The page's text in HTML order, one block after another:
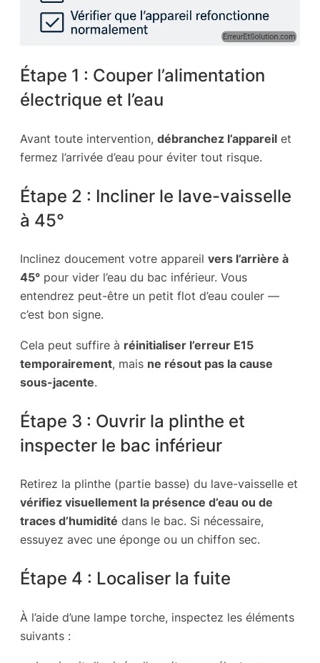
Étape 1 : Couper l’alimentation
électrique et l’eau
Avant toute intervention, débranchez l’appareil et
fermez l’arrivée d’eau pour éviter tout risque.
Étape 2 : Incliner le lave-vaisselle
à 45°
Inclinez doucement votre appareil vers l’arrière à
45° pour vider l’eau du bac inférieur. Vous
entendrez peut-être un petit flot d’eau couler —
c’est bon signe.
Cela peut suffire à réinitialiser l’erreur E15
temporairement, mais ne résout pas la cause
sous-jacente.
Étape 3 : Ouvrir la plinthe et
inspecter le bac inférieur
Retirez la plinthe (partie basse) du lave-vaisselle et
vérifiez visuellement la présence d’eau ou de
traces d’humidité dans le bac. Si nécessaire,
essuyez avec une éponge ou un chiffon sec.
Étape 4 : Localiser la fuite
À l’aide d’une lampe torche, inspectez les éléments
suivants :